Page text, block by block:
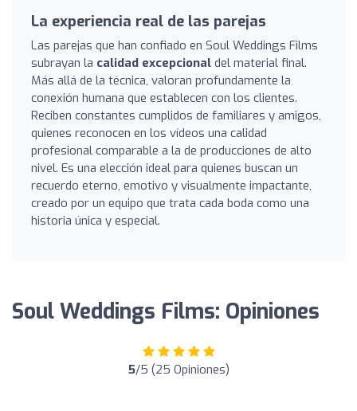
La experiencia real de las parejas
Las parejas que han confiado en Soul Weddings Films
subrayan la calidad excepcional del material final.
Más allá de la técnica, valoran profundamente la
conexión humana que establecen con los clientes.
Reciben constantes cumplidos de familiares y amigos,
quienes reconocen en los vídeos una calidad
profesional comparable a la de producciones de alto
nivel. Es una elección ideal para quienes buscan un
recuerdo eterno, emotivo y visualmente impactante,
creado por un equipo que trata cada boda como una
historia única y especial.
Soul Weddings Films: Opiniones
5/5 (25 Opiniones)